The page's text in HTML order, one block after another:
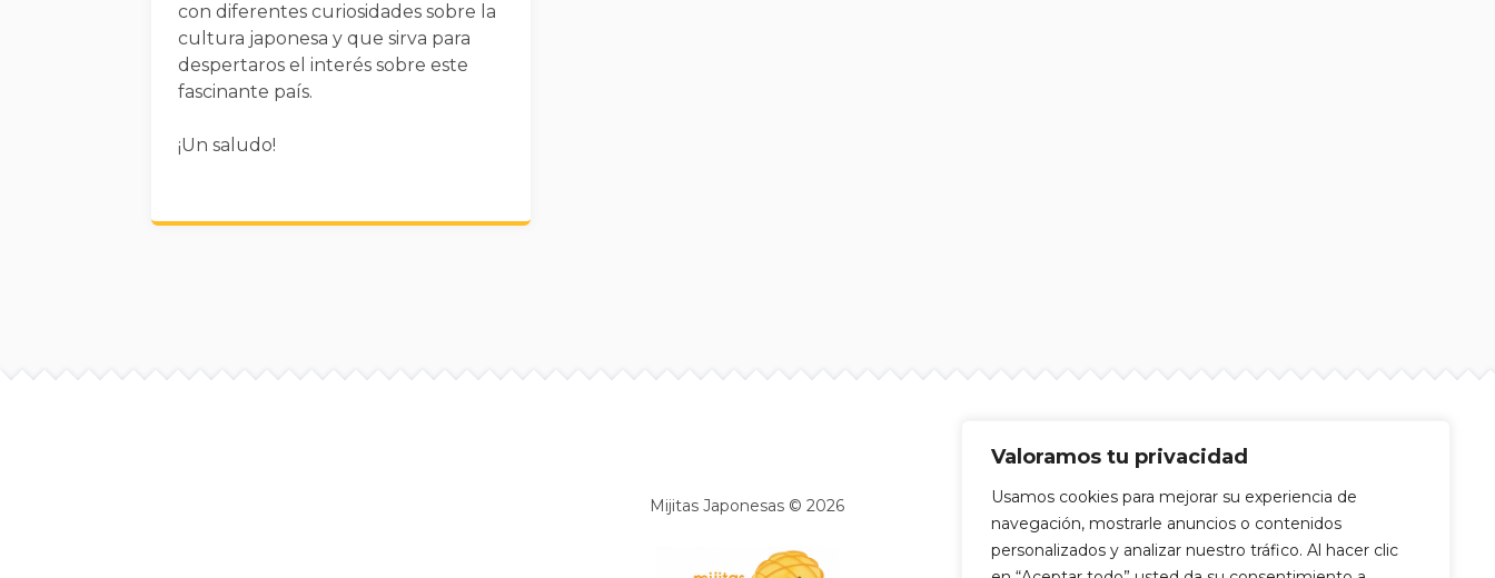
Valoramos tu privacidad
Usamos cookies para mejorar su experiencia de
navegación, mostrarle anuncios o contenidos
personalizados y analizar nuestro tráfico. Al hacer clic
con diferentes curiosidades sobre la
cultura japonesa y que sirva para
despertaros el interés sobre este
fascinante país.
¡Un saludo!
Site infoMijitas Japonesas © 2026